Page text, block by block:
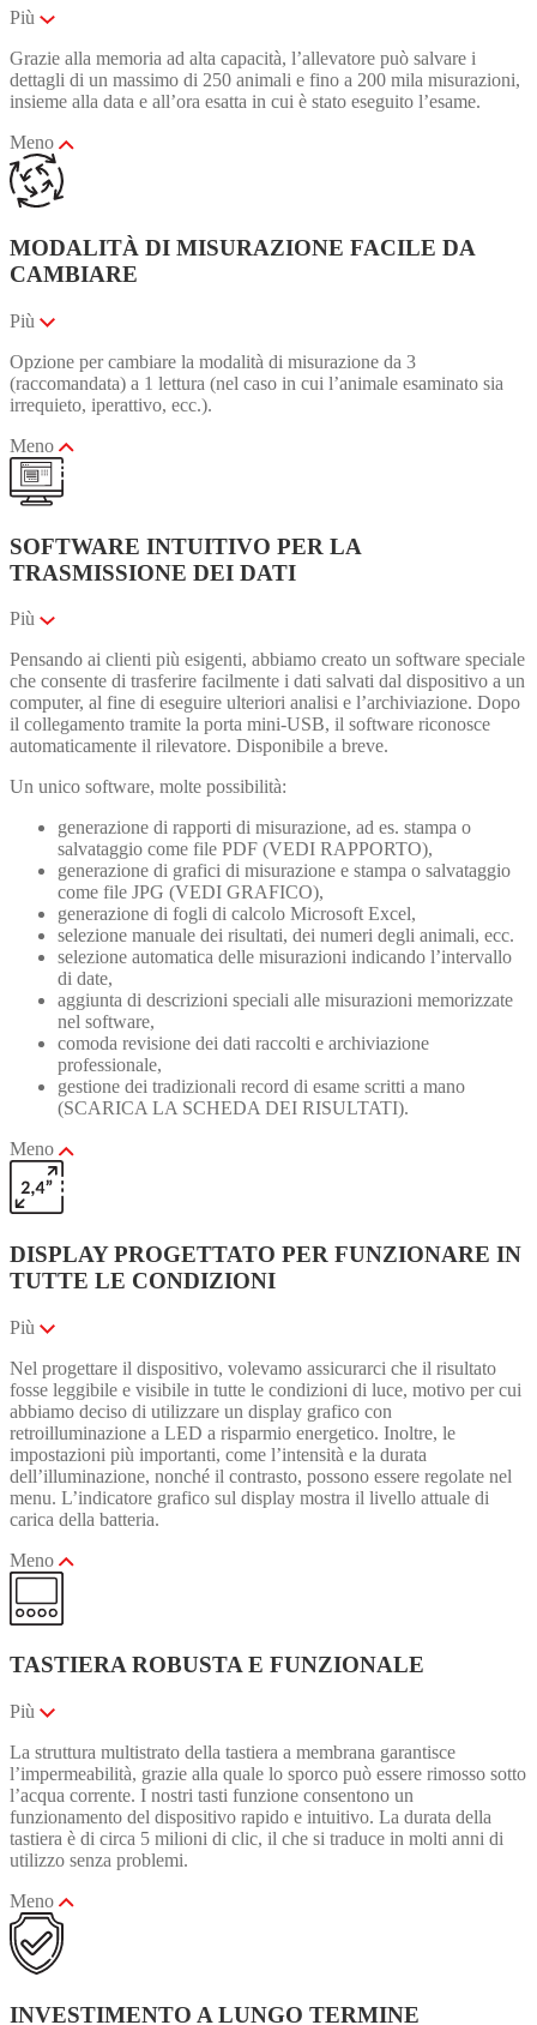
Più
Grazie alla memoria ad alta capacità, l’allevatore può salvare i
dettagli di un massimo di 250 animali e fino a 200 mila misurazioni,
insieme alla data e all’ora esatta in cui è stato eseguito l’esame.
Meno
MODALITÀ DI MISURAZIONE FACILE DA
CAMBIARE
Più
Opzione per cambiare la modalità di misurazione da 3
(raccomandata) a 1 lettura (nel caso in cui l’animale esaminato sia
irrequieto, iperattivo, ecc.).
Meno
SOFTWARE INTUITIVO PER LA
TRASMISSIONE DEI DATI
Più
Pensando ai clienti più esigenti, abbiamo creato un software speciale
che consente di trasferire facilmente i dati salvati dal dispositivo a un
computer, al fine di eseguire ulteriori analisi e l’archiviazione. Dopo
il collegamento tramite la porta mini-USB, il software riconosce
automaticamente il rilevatore. Disponibile a breve.
Un unico software, molte possibilità:
generazione di rapporti di misurazione, ad es. stampa o
salvataggio come file PDF (VEDI RAPPORTO),
generazione di grafici di misurazione e stampa o salvataggio
come file JPG (VEDI GRAFICO),
generazione di fogli di calcolo Microsoft Excel,
selezione manuale dei risultati, dei numeri degli animali, ecc.
selezione automatica delle misurazioni indicando l’intervallo
di date,
aggiunta di descrizioni speciali alle misurazioni memorizzate
nel software,
comoda revisione dei dati raccolti e archiviazione
professionale,
gestione dei tradizionali record di esame scritti a mano
(SCARICA LA SCHEDA DEI RISULTATI).
Meno
DISPLAY PROGETTATO PER FUNZIONARE IN
TUTTE LE CONDIZIONI
Più
Nel progettare il dispositivo, volevamo assicurarci che il risultato
fosse leggibile e visibile in tutte le condizioni di luce, motivo per cui
abbiamo deciso di utilizzare un display grafico con
retroilluminazione a LED a risparmio energetico. Inoltre, le
impostazioni più importanti, come l’intensità e la durata
dell’illuminazione, nonché il contrasto, possono essere regolate nel
menu. L’indicatore grafico sul display mostra il livello attuale di
carica della batteria.
Meno
TASTIERA ROBUSTA E FUNZIONALE
Più
La struttura multistrato della tastiera a membrana garantisce
l’impermeabilità, grazie alla quale lo sporco può essere rimosso sotto
l’acqua corrente. I nostri tasti funzione consentono un
funzionamento del dispositivo rapido e intuitivo. La durata della
tastiera è di circa 5 milioni di clic, il che si traduce in molti anni di
utilizzo senza problemi.
Meno
INVESTIMENTO A LUNGO TERMINE